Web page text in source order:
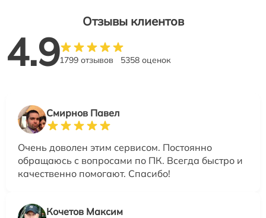
Отзывы клиентов
4.91799 отзывов 5358 оценок
Смирнов Павел
Очень доволен этим сервисом. Постоянно
обращаюсь с вопросами по ПК. Всегда быстро и
качественно помогают. Спасибо!
Кочетов Максим